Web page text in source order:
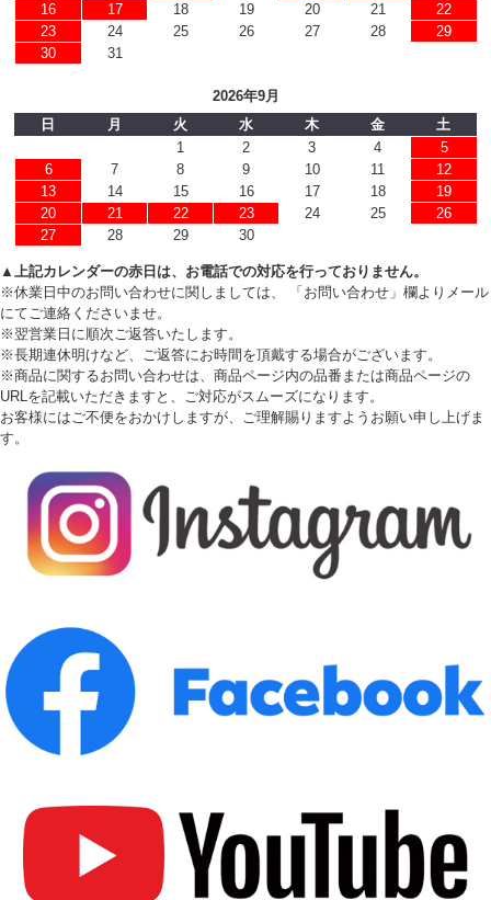
16
17 18 19 20 21
22
23
24 25 26 27 28
29
30
31
2026年9月
日
月 火 水 木 金
土
1
2 3 4
5
6
7 8 9 10 11
12
13
14 15 16 17 18
19
20
21 22 23 24 25
26
27
28 29 30
▲上記カレンダーの赤日は、お電話での対応を行っておりません。
※休業日中のお問い合わせに関しましては、 「お問い合わせ」欄よりメール
にてご連絡くださいませ。
※翌営業日に順次ご返答いたします。
※長期連休明けなど、ご返答にお時間を頂戴する場合がございます。
※商品に関するお問い合わせは、商品ページ内の品番または商品ページの
URLを記載いただきますと、ご対応がスムーズになります。
お客様にはご不便をおかけしますが、ご理解賜りますようお願い申し上げま
す。